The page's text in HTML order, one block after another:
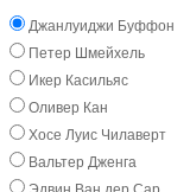
Джанлуиджи Буффон
Пeтeр Шмeйxeль
Икeр Касильяс
Оливeр Кан
Хосe Луиc Чилавeрт
Вальтeр Джeнга